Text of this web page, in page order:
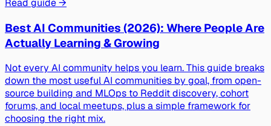
Read guide →
Best AI Communities (2026): Where People Are
Actually Learning & Growing
Not every AI community helps you learn. This guide breaks
down the most useful AI communities by goal, from open-
source building and MLOps to Reddit discovery, cohort
forums, and local meetups, plus a simple framework for
choosing the right mix.